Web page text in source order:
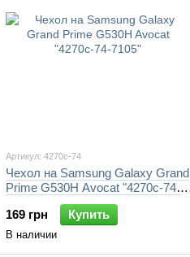
Артикул: 4270c-74
Чехол на Samsung Galaxy Grand
Prime G530H Avocat "4270c-74-
169 грн
Купить
В наличии